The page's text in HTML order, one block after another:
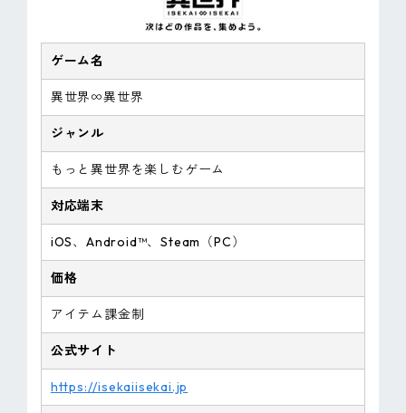
ゲーム名
異世界∞異世界
ジャンル
もっと異世界を楽しむゲーム
対応端末
iOS、Android™、Steam（PC）
価格
アイテム課金制
公式サイト
https://isekaiisekai.jp